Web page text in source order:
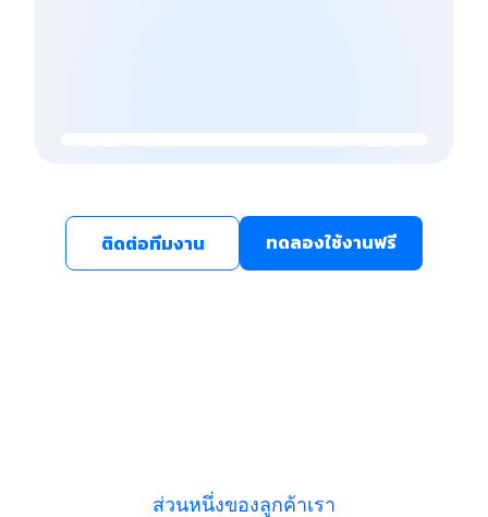
ติดต่อทีมงาน ทดลองใช้งานฟรี
ส่วนหนึ่งของลูกค้าเรา